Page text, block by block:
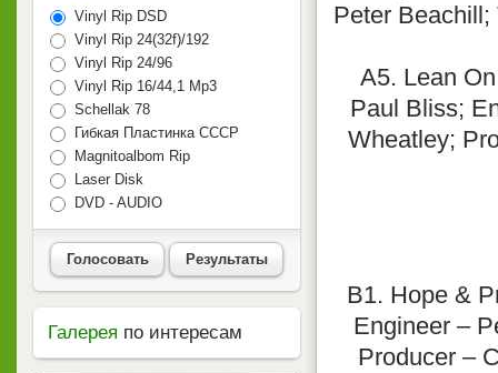
Peter
A5. Lean
Paul Bliss;
Wheatley;
B1. Hope &
Engineer –
Producer –
Vinyl Rip DSD
Vinyl Rip 24(32f)/192
Vinyl Rip 24/96
Vinyl Rip 16/44,1 Mp3
Schellak 78
Гибкая Пластинка СССР
Magnitoalbom Rip
Laser Disk
DVD - AUDIO
Голосовать Результаты
Галерея по интересам